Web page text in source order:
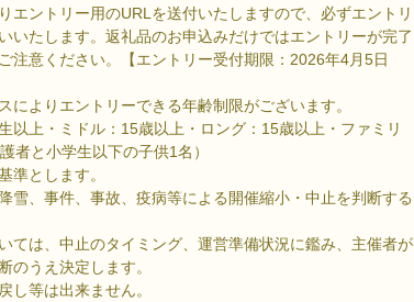
エントリー用のURLを送付いたしますので、必ずエントリ
いたします。返礼品のお申込みだけではエントリーが完了
注意ください。【エントリー受付期限：2026年4月5日
によりエントリーできる年齢制限がございます。
以上・ミドル：15歳以上・ロング：15歳以上・ファミリ
者と小学生以下の子供1名）
準とします。
雪、事件、事故、疫病等による開催縮小・中止を判断する
ては、中止のタイミング、運営準備状況に鑑み、主催者が
のうえ決定します。
し等は出来ません。